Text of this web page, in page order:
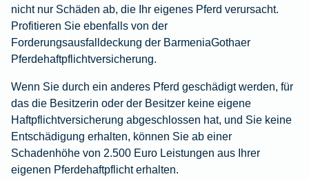
nicht nur Schäden ab, die Ihr eigenes Pferd verursacht.
Profitieren Sie ebenfalls von der
Forderungsausfalldeckung der BarmeniaGothaer
Pferdehaftpflichtversicherung.
Wenn Sie durch ein anderes Pferd geschädigt werden, für
das die Besitzerin oder der Besitzer keine eigene
Haftpflichtversicherung abgeschlossen hat, und Sie keine
Entschädigung erhalten, können Sie ab einer
Schadenhöhe von 2.500 Euro Leistungen aus Ihrer
eigenen Pferdehaftpflicht erhalten.